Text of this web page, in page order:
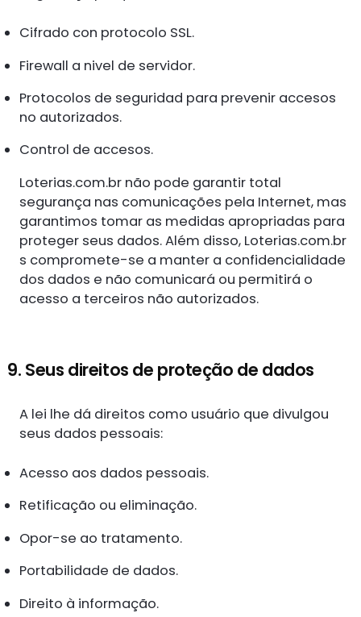
Cifrado con protocolo SSL.
Firewall a nivel de servidor.
Protocolos de seguridad para prevenir accesos
no autorizados.
Control de accesos.
Loterias.com.br não pode garantir total
segurança nas comunicações pela Internet, mas
garantimos tomar as medidas apropriadas para
proteger seus dados. Além disso, Loterias.com.br
s compromete-se a manter a confidencialidade
dos dados e não comunicará ou permitirá o
acesso a terceiros não autorizados.
9. Seus direitos de proteção de dados
A lei lhe dá direitos como usuário que divulgou
seus dados pessoais:
Acesso aos dados pessoais.
Retificação ou eliminação.
Opor-se ao tratamento.
Portabilidade de dados.
Direito à informação.